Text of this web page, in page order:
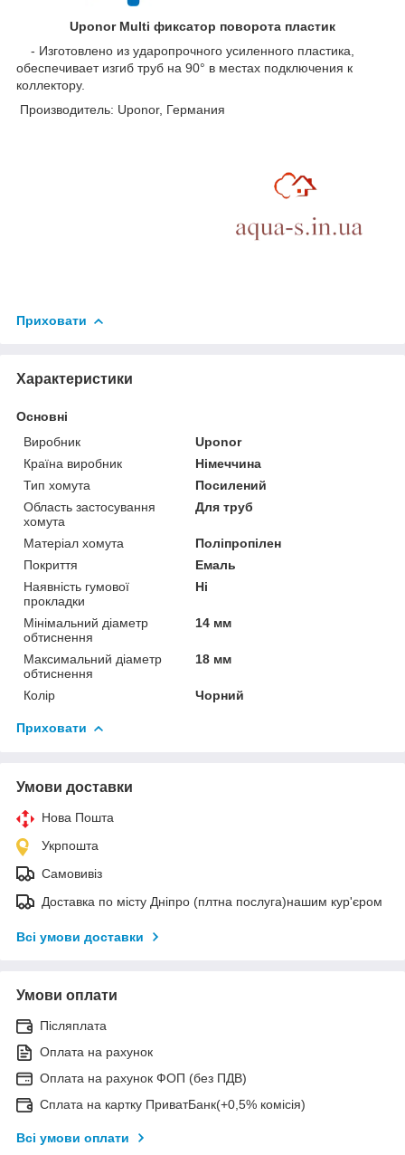
Uponor Multi фиксатор поворота пластик
- Изготовлено из ударопрочного усиленного пластика,
обеспечивает изгиб труб на 90° в местах подключения к
коллектору.
Производитель: Uponor, Германия
Приховати
Характеристики
Основні
Виробник
Uponor
Країна виробник
Німеччина
Тип хомута
Посилений
Область застосування
хомута
Для труб
Матеріал хомута
Поліпропілен
Покриття
Емаль
Наявність гумової
прокладки
Ні
Мінімальний діаметр
обтиснення
14 мм
Максимальний діаметр
обтиснення
18 мм
Колір Чорний
Приховати
Умови доставки
Нова Пошта
Укрпошта
Самовивіз
Доставка по місту Дніпро (плтна послуга)нашим кур'єром
Всі умови доставки
Умови оплати
Післяплата
Оплата на рахунок
Оплата на рахунок ФОП (без ПДВ)
Сплата на картку ПриватБанк(+0,5% комісія)
Всі умови оплати